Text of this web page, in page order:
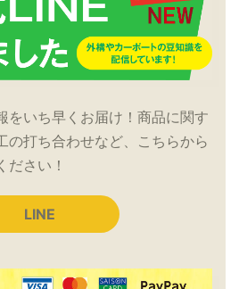
をいち早くお届け！商品に関す
の打ち合わせなど、こちらから
ださい！
LINE